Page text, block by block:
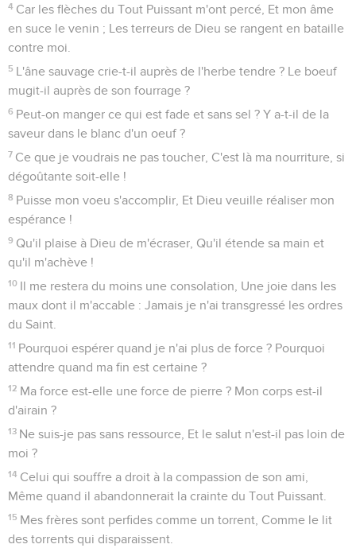
4 Car les flèches du Tout Puissant m'ont percé, Et mon âme
en suce le venin ; Les terreurs de Dieu se rangent en bataille
contre moi.
5 L'âne sauvage crie-t-il auprès de l'herbe tendre ? Le boeuf
mugit-il auprès de son fourrage ?
6 Peut-on manger ce qui est fade et sans sel ? Y a-t-il de la
saveur dans le blanc d'un oeuf ?
7 Ce que je voudrais ne pas toucher, C'est là ma nourriture, si
dégoûtante soit-elle !
8 Puisse mon voeu s'accomplir, Et Dieu veuille réaliser mon
espérance !
9 Qu'il plaise à Dieu de m'écraser, Qu'il étende sa main et
qu'il m'achève !
10 Il me restera du moins une consolation, Une joie dans les
maux dont il m'accable : Jamais je n'ai transgressé les ordres
du Saint.
11 Pourquoi espérer quand je n'ai plus de force ? Pourquoi
attendre quand ma fin est certaine ?
12 Ma force est-elle une force de pierre ? Mon corps est-il
d'airain ?
13 Ne suis-je pas sans ressource, Et le salut n'est-il pas loin de
moi ?
14 Celui qui souffre a droit à la compassion de son ami,
Même quand il abandonnerait la crainte du Tout Puissant.
15 Mes frères sont perfides comme un torrent, Comme le lit
des torrents qui disparaissent.